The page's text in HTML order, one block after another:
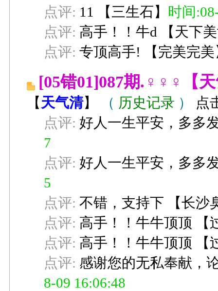
点评: 11 【 三生石】 时间
点评: 高手！！牛d 【 天下
点评: 专顶高手! 【 完美完美
[05错01]087期.♀♀♀【
【 天气清】 （ 历史记录 ）
点
点评: 好人一生平安，多多
7
点评: 好人一生平安，多多
5
点评: 不错，支持下 【长沙
点评: 高手！！牛牛顶顶 【
点评: 高手！！牛牛顶顶 【
点评: 感谢您的无私奉献，
8-09 16:06:48